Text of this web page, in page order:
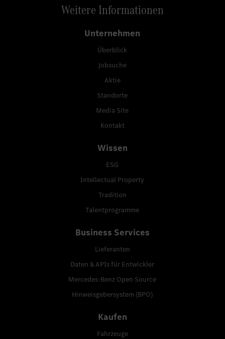
Weitere Informationen
Unternehmen
Überblick
Jobsuche
Aktie
Standorte
Media Site
Kontakt
Wissen
ESG
Intellectual Property
Tradition
Talentprogramme
Business Services
Lieferanten
Daten & APIs für Entwickler
Mercedes-Benz Open Source
Hinweisgebersystem (BPO)
Kaufen
Fahrzeuge